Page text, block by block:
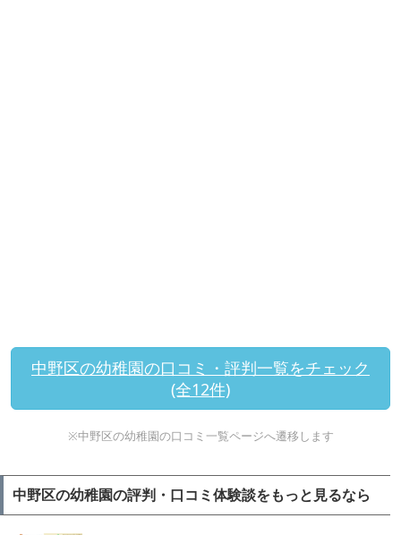
中野区の幼稚園の口コミ・評判一覧をチェック
(全12件)
※中野区の幼稚園の口コミ一覧ページへ遷移します
中野区の幼稚園の評判・口コミ体験談をもっと見るなら